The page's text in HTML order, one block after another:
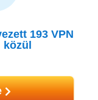
193VPN
közül